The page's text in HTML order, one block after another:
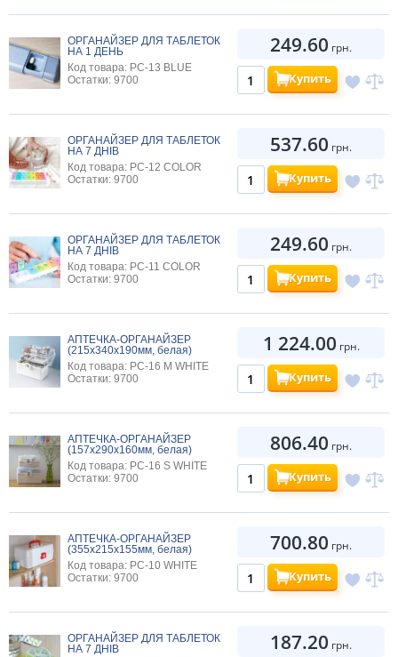
ОРГАНАЙЗЕР ДЛЯ ТАБЛЕТОК
НА 1 ДЕНЬ
Код товара: PC-13 BLUE
Остатки: 9700
249.60 грн.
Купить
ОРГАНАЙЗЕР ДЛЯ ТАБЛЕТОК
НА 7 ДНІВ
Код товара: PC-12 COLOR
Остатки: 9700
537.60 грн.
Купить
ОРГАНАЙЗЕР ДЛЯ ТАБЛЕТОК
НА 7 ДНІВ
Код товара: PC-11 COLOR
Остатки: 9700
249.60 грн.
Купить
АПТЕЧКА-ОРГАНАЙЗЕР
(215х340х190мм, белая)
Код товара: PC-16 M WHITE
Остатки: 9700
1 224.00 грн.
Купить
АПТЕЧКА-ОРГАНАЙЗЕР
(157х290х160мм, белая)
Код товара: PC-16 S WHITE
Остатки: 9700
806.40 грн.
Купить
АПТЕЧКА-ОРГАНАЙЗЕР
(355х215х155мм, белая)
Код товара: PC-10 WHITE
Остатки: 9700
700.80 грн.
Купить
ОРГАНАЙЗЕР ДЛЯ ТАБЛЕТОК
НА 7 ДНІВ
187.20 грн.